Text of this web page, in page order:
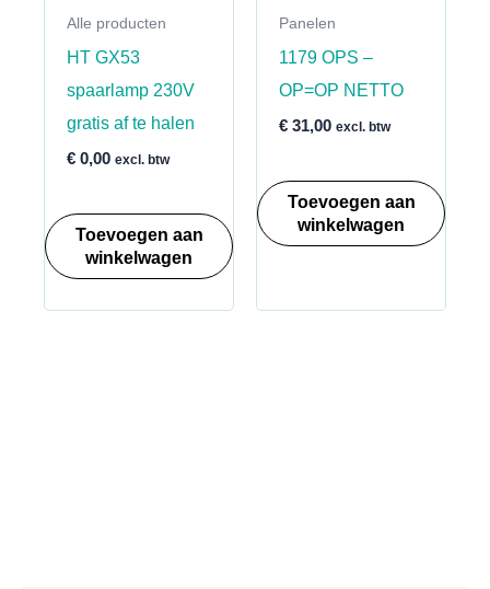
Alle producten
HT GX53
spaarlamp 230V
gratis af te halen
€0,00 excl. btw
Toevoegen aan
winkelwagen
Panelen
1179 OPS –
OP=OP NETTO
€31,00 excl. btw
Toevoegen aan
winkelwagen